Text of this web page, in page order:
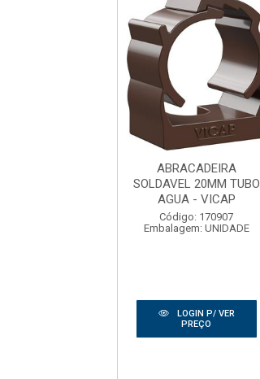
ABRACADEIRA
SOLDAVEL 20MM TUBO
AGUA - VICAP
Código: 170907
Embalagem: UNIDADE
LOGIN P/ VER
PREÇO